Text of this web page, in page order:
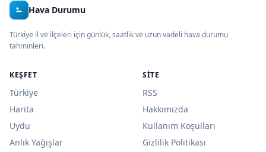
Hava Durumu
Türkiye il ve ilçeleri için günlük, saatlik ve uzun vadeli hava durumu
tahminleri.
KEŞFET
Türkiye
Harita
Uydu
Anlık Yağışlar
SITE
RSS
Hakkımızda
Kullanım Koşulları
Gizlilik Politikası